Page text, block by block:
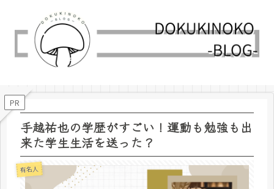
PR
手越祐也の学歴がすごい！運動も勉強も出
来た学生生活を送った？
有名人